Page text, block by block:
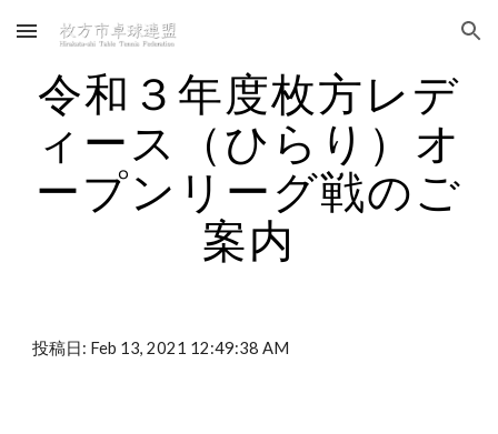
Skip to main content Skip to navigation
令和３年度枚方レデ
ィース（ひらり）オ
ープンリーグ戦のご
案内
投稿日: Feb 13, 2021 12:49:38 AM